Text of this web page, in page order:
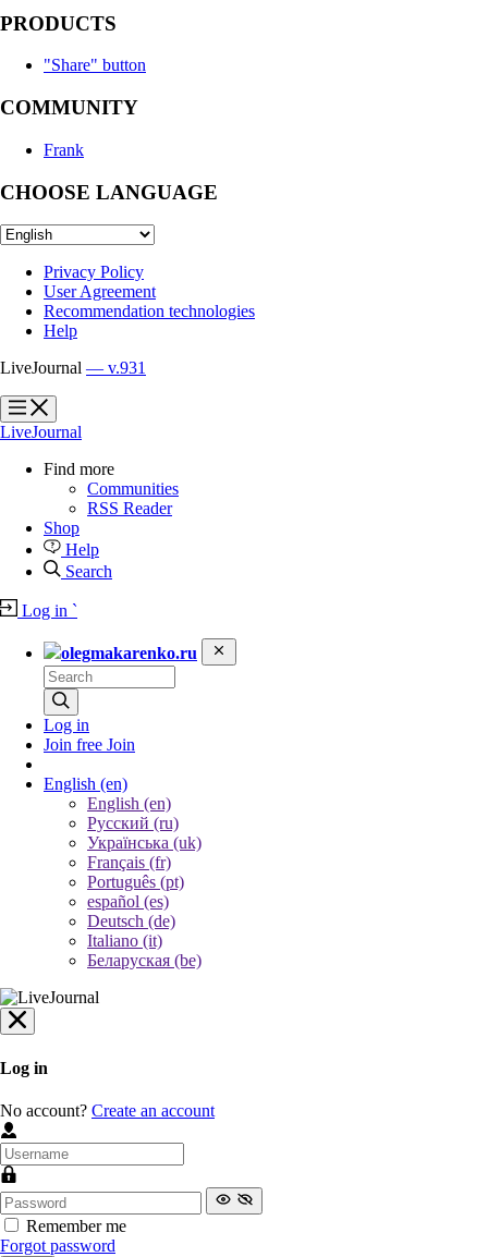
PRODUCTS
"Share" button
COMMUNITY
Frank
CHOOSE LANGUAGE
Privacy Policy
User Agreement
Recommendation technologies
Help
LiveJournal — v.931
?
?
LiveJournal
Find more
Communities
RSS Reader
Shop
Help
Search
Log in `
olegmakarenko.ru
Log in
Join free Join
English (en)
English (en)
Русский (ru)
Українська (uk)
Français (fr)
Português (pt)
español (es)
Deutsch (de)
Italiano (it)
Беларуская (be)
Log in
No account? Create an account
Remember me
Forgot password